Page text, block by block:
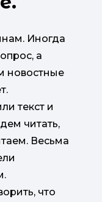
Иногда
а
новостные
текст и
читать,
Весьма
что